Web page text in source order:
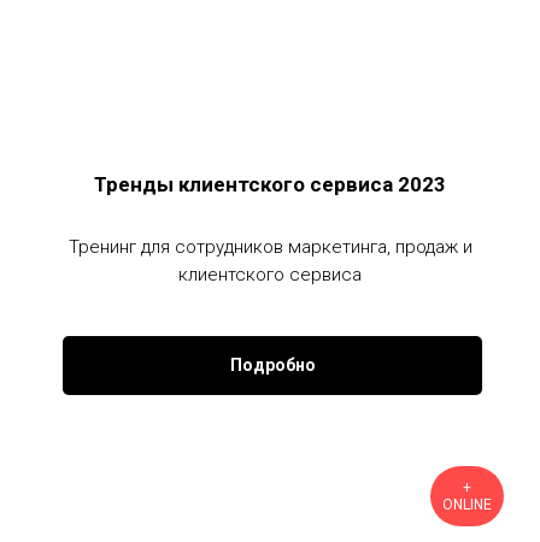
Тренды клиентского сервиса 2023
Тренинг для сотрудников маркетинга, продаж и
клиентского сервиса
Подробно
+
ONLINE